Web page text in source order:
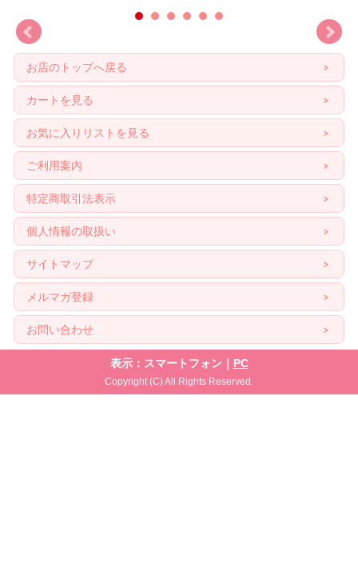
お店のトップへ戻る
カートを見る
お気に入りリストを見る
ご利用案内
特定商取引法表示
個人情報の取扱い
サイトマップ
メルマガ登録
お問い合わせ
表示：スマートフォン｜ PC
Copyright (C) All Rights Reserved.